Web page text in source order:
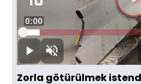
OynatSesi
Aç
Süre
0:00
Yüklendi:
7.63%
Zorla götürülmek